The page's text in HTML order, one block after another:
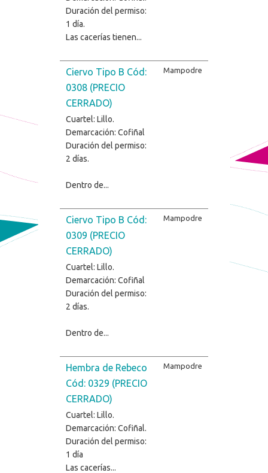
Duración del permiso:
1 día.
Las cacerías tienen...
Ciervo Tipo B Cód:
0308 (PRECIO
CERRADO)
Cuartel: Lillo.
Demarcación: Cofiñal
Duración del permiso:
2 días.
Dentro de...
Mampodre
Ciervo Tipo B Cód:
0309 (PRECIO
CERRADO)
Cuartel: Lillo.
Demarcación: Cofiñal
Duración del permiso:
2 días.
Dentro de...
Mampodre
Hembra de Rebeco
Cód: 0329 (PRECIO
CERRADO)
Cuartel: Lillo.
Demarcación: Cofiñal.
Duración del permiso:
1 día
Las cacerías...
Mampodre